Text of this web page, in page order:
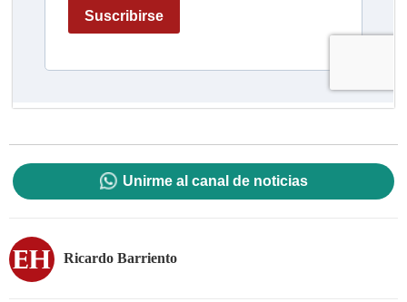
Unirme al canal de noticias
Ricardo Barriento